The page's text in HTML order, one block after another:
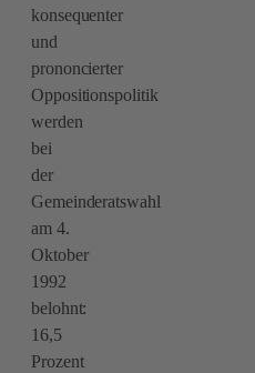
konsequenter
und
prononcierter
Oppositionspolitik
werden
bei
der
Gemeinderatswahl
am 4.
Oktober
1992
belohnt:
16,5
Prozent